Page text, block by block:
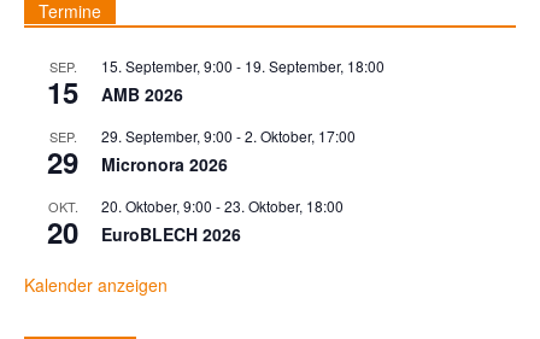
Termine
SEP.
15
15. September, 9:00 - 19. September, 18:00
AMB 2026
SEP.
29
29. September, 9:00 -2. Oktober, 17:00
Micronora 2026
OKT.
20
20. Oktober, 9:00 -23. Oktober, 18:00
EuroBLECH 2026
Kalender anzeigen